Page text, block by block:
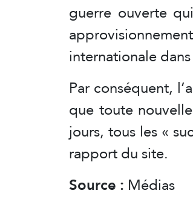
guerre ouverte
internationale
Par conséquent,
que toute
jours, tous les «
rapport du site.
Source : Médias